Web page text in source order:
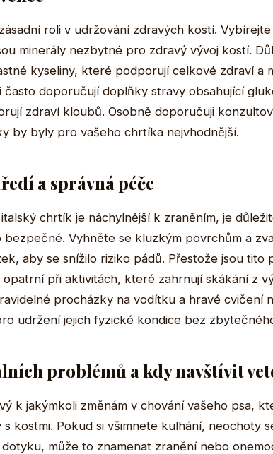
roli v udržování zdravých kostí.
minerály nezbytné pro zdravý vývoj kostí.
kyseliny, které podporují celkové zdraví a
často doporučují doplňky stravy obsahující
zdraví kloubů. Osobně doporučuji
by byly pro vašeho chrtíka nejvhodnější.
a správná péče
chrtík je náchylnější k zraněním, je
Vyhněte se kluzkým povrchům a
aby se snížilo riziko pádů. Přestože jsou tito
při aktivitách, které zahrnují skákání z
procházky na vodítku a hravé cvičení
udržení jejich fyzické kondice bez
problémů a kdy navštívit
k jakýmkoli změnám v chování vašeho psa,
kostmi. Pokud si všimnete kulhání, neochoty
může to znamenat zranění nebo